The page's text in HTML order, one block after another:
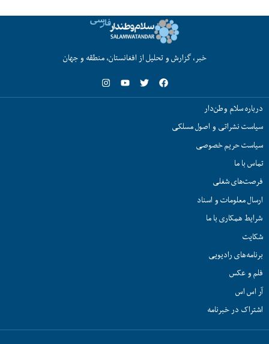
خبر، گزارش و تحلیل از افغانستان، منطقه و جهان
درباره سلام وطن‌دار
سیاست نشراتی و اصول مسلکی
سیاست حریم خصوصی
تماس با ما
فرصت‌های شغلی
ارسال معلومات و اسناد
شرایط همکاری با ما
شکایت
برنامه‌های رادیویی
فلم و عکس
آر اس اس
اشتراک در خبرنامه